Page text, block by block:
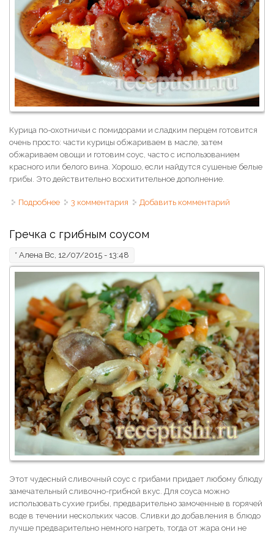
Курица по-охотничьи с помидорами и сладким перцем готовится
очень просто: части курицы обжариваем в масле, затем
обжариваем овощи и готовим соус, часто с использованием
красного или белого вина. Хорошо, если найдутся сушеные белые
грибы. Это действительно восхитительное дополнение.
Подробнее о Курица с помидорами по-охотничьи
3 комментария Добавить комментарий
Гречка с грибным соусом
* Алена Вс, 12/07/2015 - 13:48
Этот чудесный сливочный соус с грибами придает любому блюду
замечательный сливочно-грибной вкус. Для соуса можно
использовать сухие грибы, предварительно замоченные в горячей
воде в течении нескольких часов. Сливки до добавления в блюдо
лучше предварительно немного нагреть, тогда от жара они не